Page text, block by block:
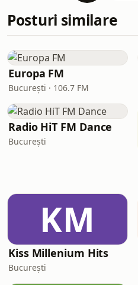
Posturi similare
Europa FM
București · 106.7 FM
Radio HiT FM Dance
București
KM
Kiss Millenium Hits
București